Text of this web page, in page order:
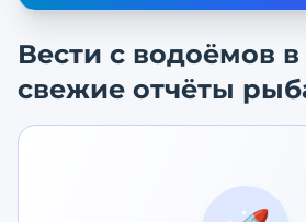
Вести с водоёмов в
свежие отчёты